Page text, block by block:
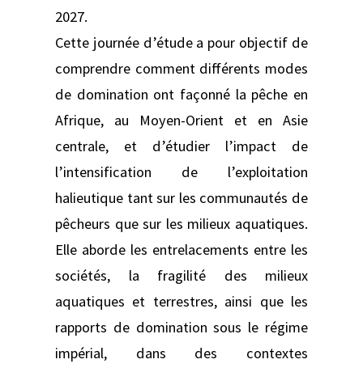
2027.
Cette journée d’étude a pour objectif de
comprendre comment différents modes
de domination ont façonné la pêche en
Afrique, au Moyen-Orient et en Asie
centrale, et d’étudier l’impact de
l’intensification de l’exploitation
halieutique tant sur les communautés de
pêcheurs que sur les milieux aquatiques.
Elle aborde les entrelacements entre les
sociétés, la fragilité des milieux
aquatiques et terrestres, ainsi que les
rapports de domination sous le régime
impérial, dans des contextes